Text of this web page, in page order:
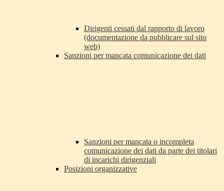
Dirigenti cessati dal rapporto di lavoro
(documentazione da pubblicare sul sito
web)
Sanzioni per mancata comunicazione dei dati
Sanzioni per mancata o incompleta
comunicazione dei dati da parte dei titolari
di incarichi dirigenziali
Posizioni organizzative